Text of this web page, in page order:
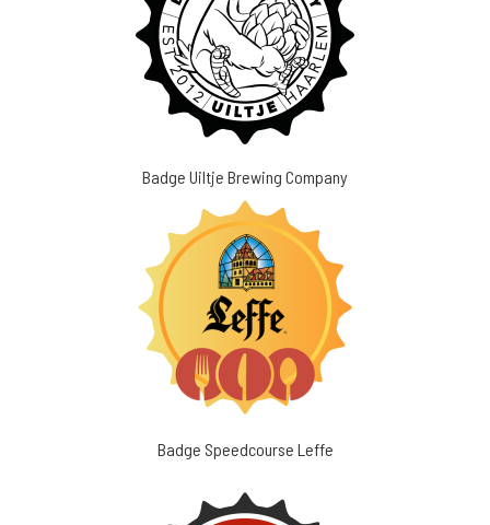
Badge Uiltje Brewing Company
Badge Speedcourse Leffe